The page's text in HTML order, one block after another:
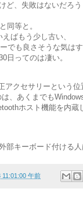
ど、失敗はないだろ
同等と。
ばもう少し古い、
でも良さそうな気はす
日ってのは凄い。
アクセサリーという
、あくまでも
ホスト機能を内蔵
部キーボード付ける
11:01:00 午前